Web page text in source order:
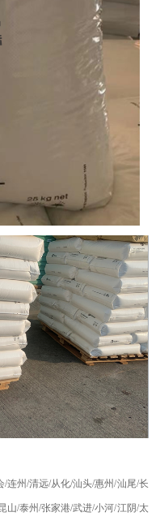
/连州 /清远/从化/汕头/惠州/汕尾/长
山/泰州 /张家港/武进/小河/江阴/太